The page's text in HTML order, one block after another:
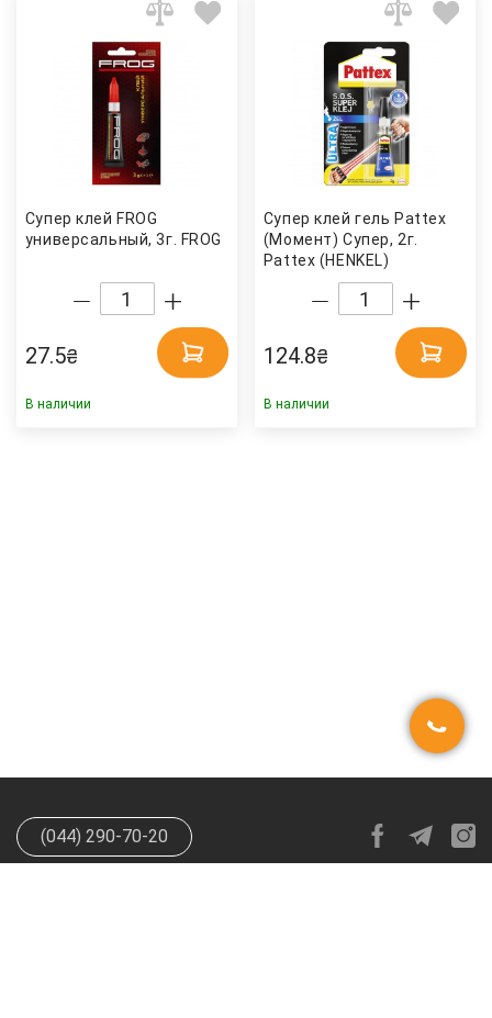
Супер клей FROG
универсальный, 3г. FROG
27.5₴
В наличии
Супер клей гель Pattex
(Момент) Супер, 2г.
Pattex (HENKEL)
124.8₴
В наличии
(044) 290-70-20